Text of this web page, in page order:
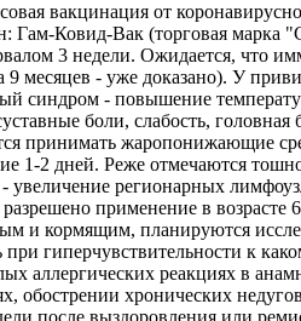
вакцинация от
Гам-Ковид-Вак (торговая марка
3 недели. Ожидается, что
9 месяцев - уже доказано). У
синдром - повышение
боли, слабость, головная
принимать жаропонижающие
1-2 дней. Реже отмечаются
увеличение регионарных
применение в возрасте
и кормящим, планируются
при гиперчувствительности к
аллергических реакциях в
обострении хронических